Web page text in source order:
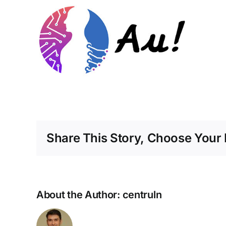
Share This Story, Choose Your
About the Author: centruln